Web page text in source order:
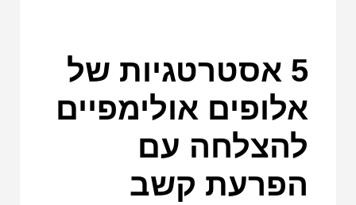
5 אסטרטגיות של
אלופים אולימפיים
להצלחה עם
הפרעת קשב